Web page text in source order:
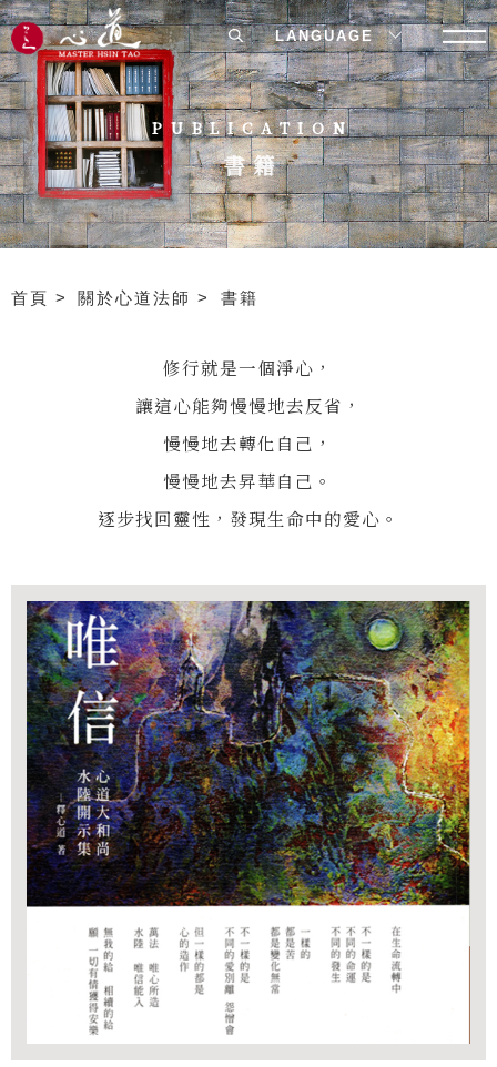
PUBLICATION
書籍
首頁 關於心道法師 書籍
修行就是一個淨心，
讓這心能夠慢慢地去反省，
慢慢地去轉化自己，
慢慢地去昇華自己。
逐步找回靈性，發現生命中的愛心。
LANGUAGE